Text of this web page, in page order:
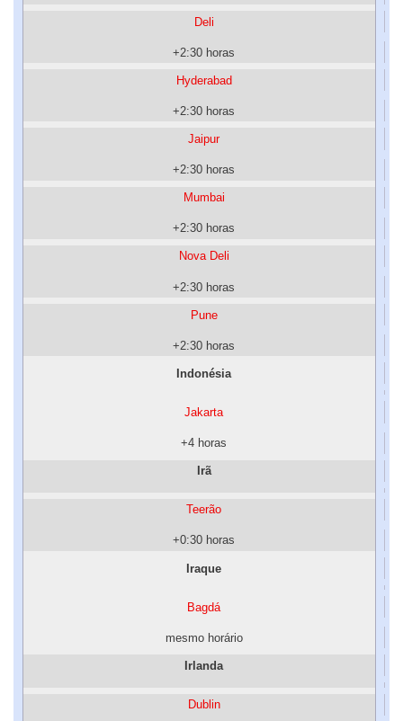
Deli
+2:30 horas
Hyderabad
+2:30 horas
Jaipur
+2:30 horas
Mumbai
+2:30 horas
Nova Deli
+2:30 horas
Pune
+2:30 horas
Indonésia
Jakarta
+4 horas
Irã
Teerão
+0:30 horas
Iraque
Bagdá
mesmo horário
Irlanda
Dublin